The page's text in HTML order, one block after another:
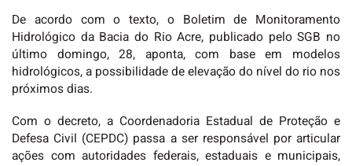
De acordo com o texto, o Boletim de Monitoramento
Hidrológico da Bacia do Rio Acre, publicado pelo SGB no
último domingo, 28, aponta, com base em modelos
hidrológicos, a possibilidade de elevação do nível do rio nos
próximos dias.
Com o decreto, a Coordenadoria Estadual de Proteção e
Defesa Civil (CEPDC) passa a ser responsável por articular
ações com autoridades federais, estaduais e municipais,